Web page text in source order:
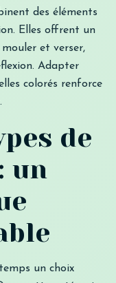
des éléments
Elles offrent un
et verser,
Adapter
colorés renforce
de
un
un choix